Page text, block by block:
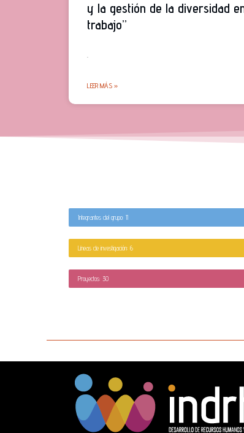
y la gestión de la diversidad
trabajo”
LEER MÁS »
Integrantes del grupo: 11
Líneas de investigación: 6
Proyectos: 30